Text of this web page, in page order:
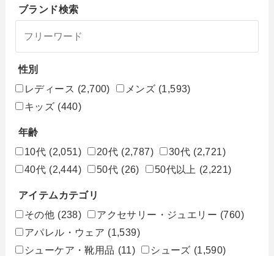
ブランド検索
性別
レディース (2,700) メンズ (1,593)
キッズ (440)
年齢
10代 (2,051) 20代 (2,787) 30代 (2,721)
40代 (2,444) 50代 (26) 50代以上 (2,221)
アイテムカテゴリ
その他 (238) アクセサリー・ジュエリー (760)
アパレル・ウェア (1,539)
シューケア・靴用品 (11) シューズ (1,590)